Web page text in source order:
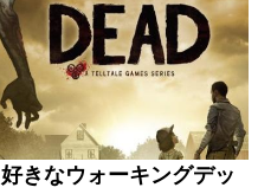
好きなウォーキングデッ